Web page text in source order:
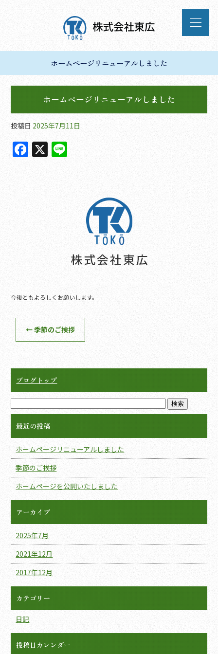
ホームページリニューアルしました
ホームページリニューアルしました
投稿日 2025年7月11日
F
a
X
今後ともよろしくお願いします。
←季節のご挨拶
ブログトップ
最近の投稿
ホームページリニューアルしました
季節のご挨拶
ホームページを公開いたしました
アーカイブ
2025年7月
2021年12月
2017年12月
カテゴリー
日記
投稿日カレンダー